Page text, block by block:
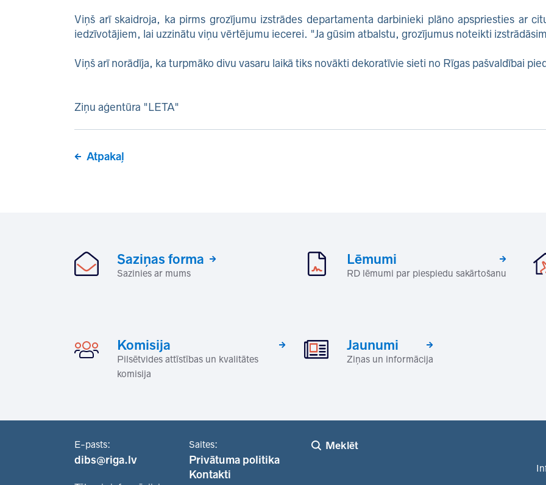
Viņš arī skaidroja, ka pirms grozījumu izstrādes departamenta darbinieki plāno apspriesties ar
iedzīvotājiem, lai uzzinātu viņu vērtējumu iecerei. "Ja gūsim atbalstu, grozījumus noteikti
Viņš arī norādīja, ka turpmāko divu vasaru laikā tiks novākti dekoratīvie sieti no Rīgas pašvaldībai
Ziņu aģentūra "LETA"
Atpakaļ
Saziņas forma
Sazinies ar mums
Lēmumi
RD lēmumi par piespiedu sakārtošanu
Komisija
Pilsētvides attīstības un kvalitātes
komisija
Jaunumi
Ziņas un informācija
E-pasts:
dibs@riga.lv
Saites:
Privātuma politika
Kontakti
Meklēt